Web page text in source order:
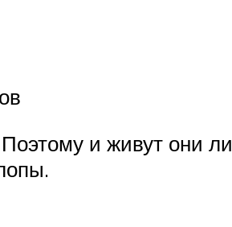
и живут они